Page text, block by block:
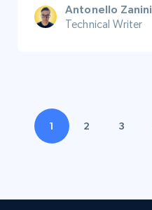
Antonello Zanini
Technical Writer
1 2 3